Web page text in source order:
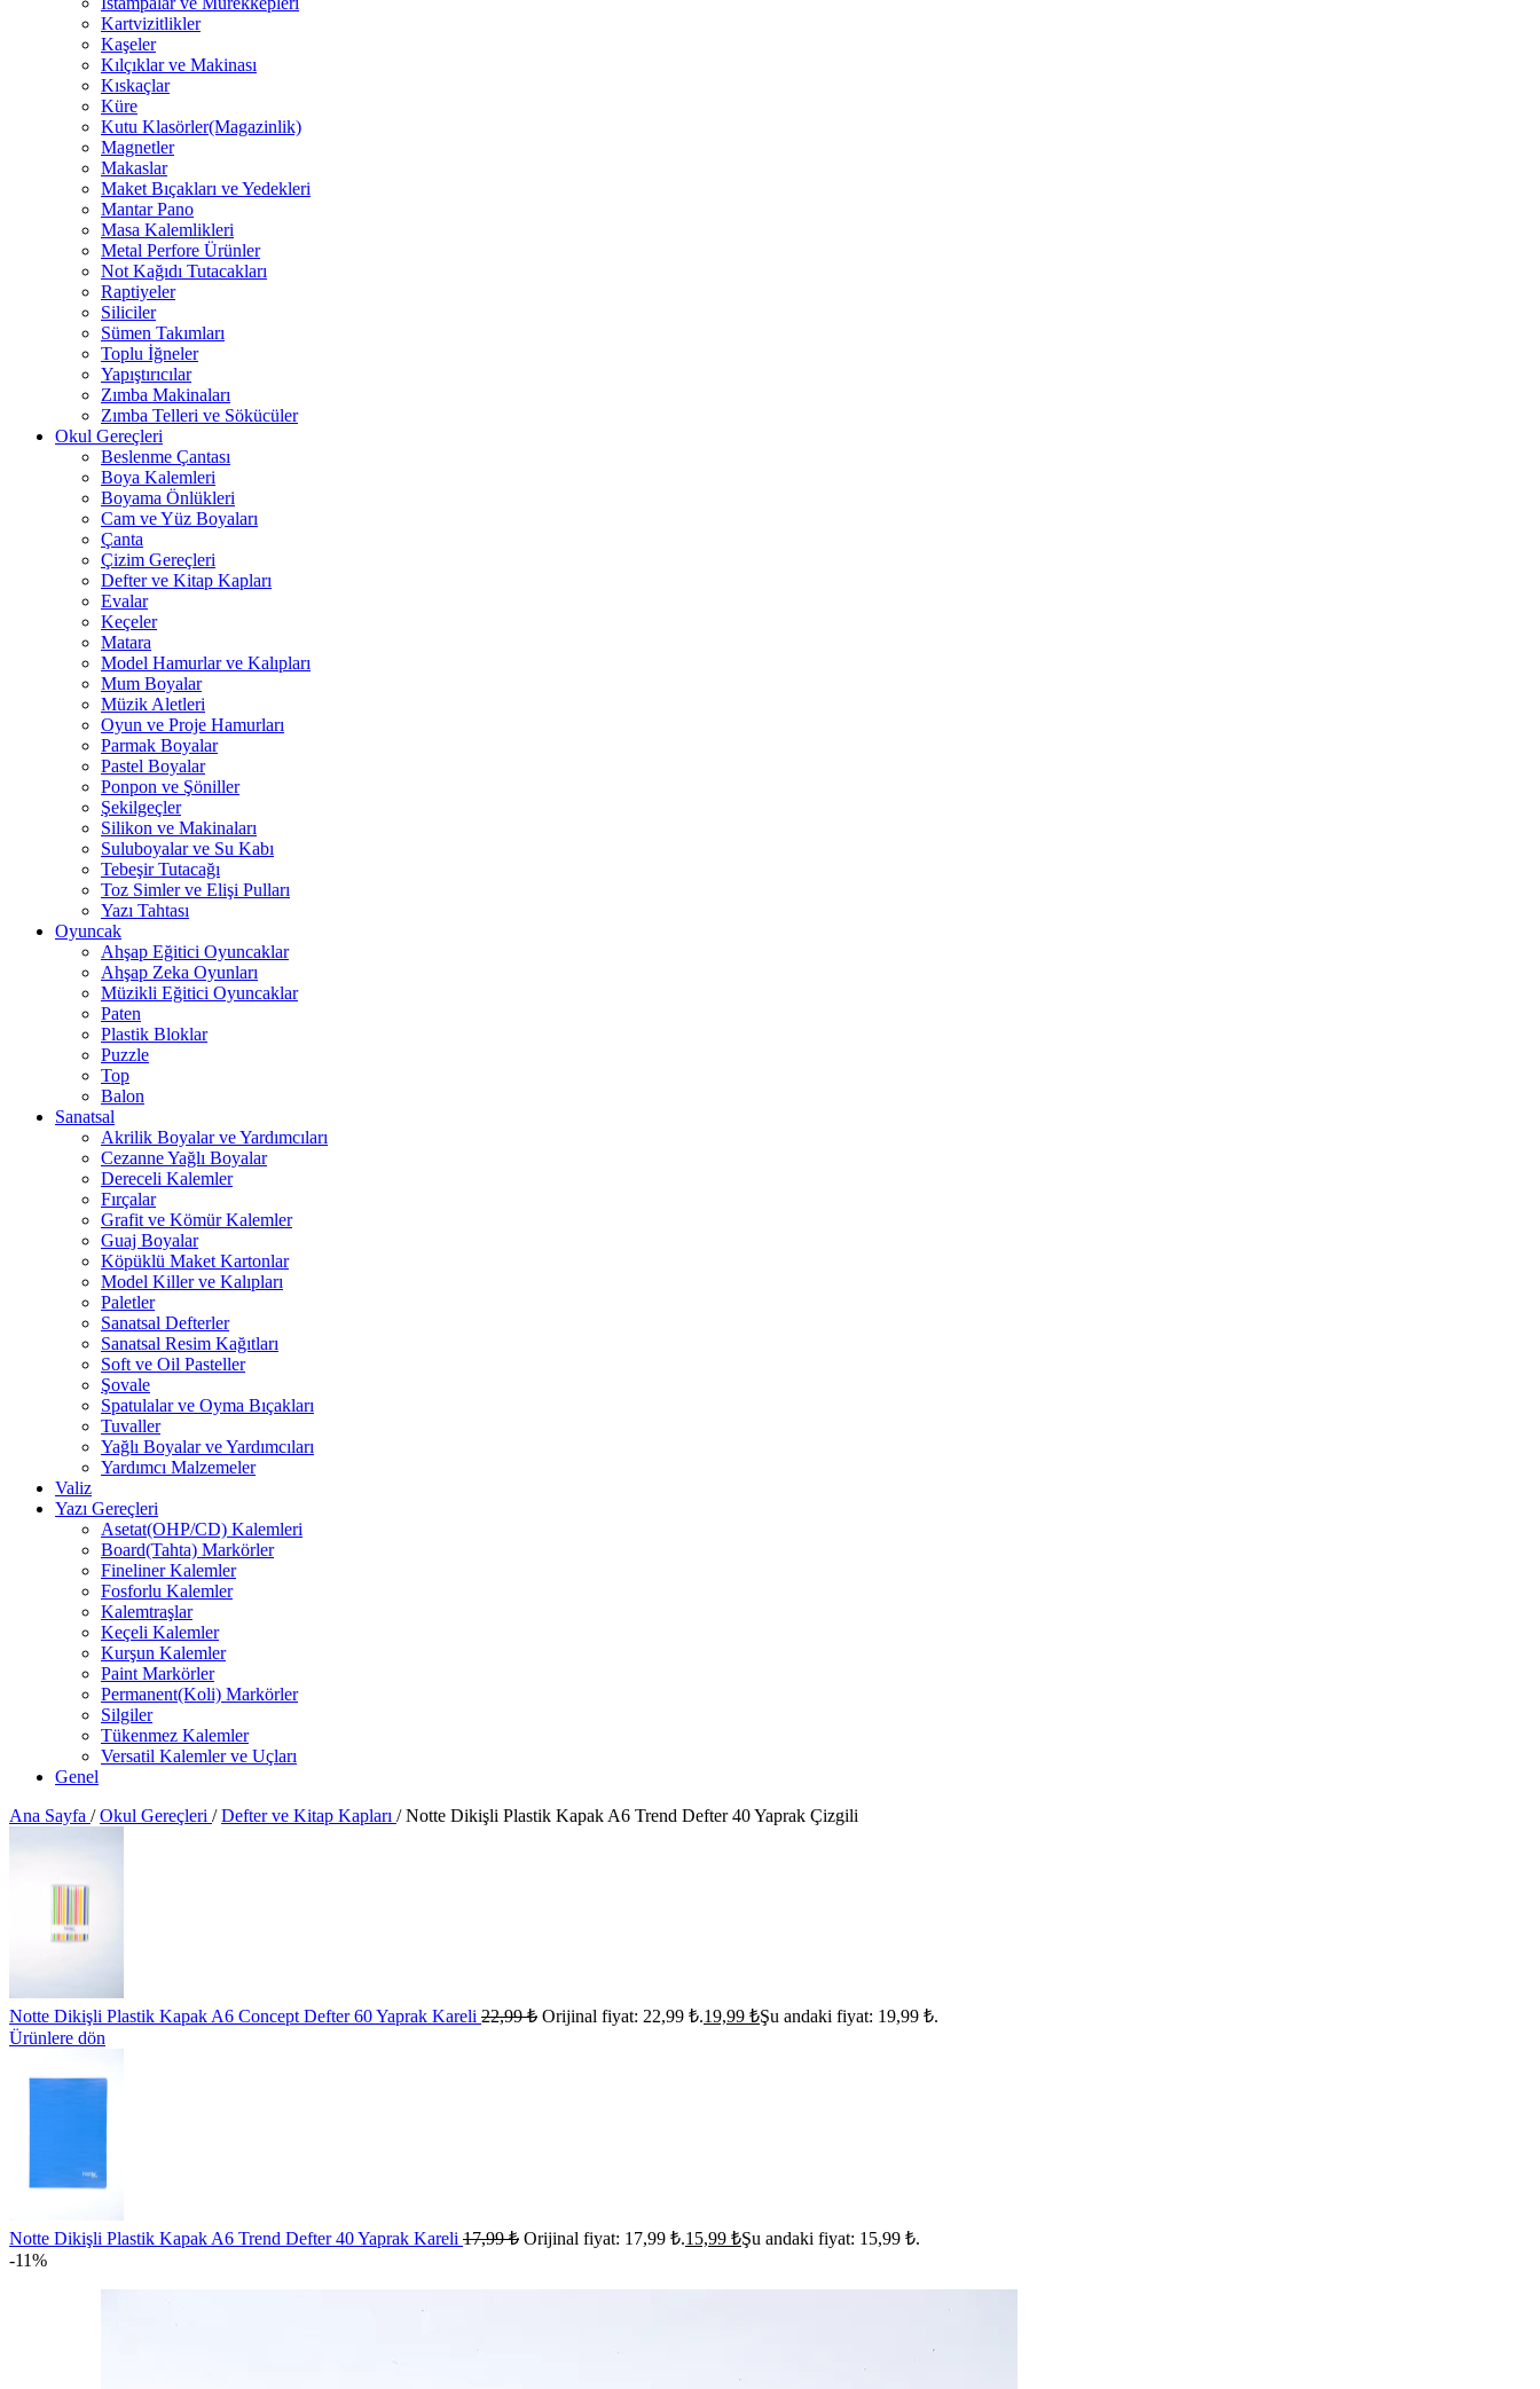
Kartvizitlikler
Kaşeler
Kılçıklar ve Makinası
Kıskaçlar
Küre
Kutu Klasörler(Magazinlik)
Magnetler
Makaslar
Maket Bıçakları ve Yedekleri
Mantar Pano
Masa Kalemlikleri
Metal Perfore Ürünler
Not Kağıdı Tutacakları
Raptiyeler
Siliciler
Sümen Takımları
Toplu İğneler
Yapıştırıcılar
Zımba Makinaları
Zımba Telleri ve Sökücüler
Okul Gereçleri
Beslenme Çantası
Boya Kalemleri
Boyama Önlükleri
Cam ve Yüz Boyaları
Çanta
Çizim Gereçleri
Defter ve Kitap Kapları
Evalar
Keçeler
Matara
Model Hamurlar ve Kalıpları
Mum Boyalar
Müzik Aletleri
Oyun ve Proje Hamurları
Parmak Boyalar
Pastel Boyalar
Ponpon ve Şöniller
Şekilgeçler
Silikon ve Makinaları
Suluboyalar ve Su Kabı
Tebeşir Tutacağı
Toz Simler ve Elişi Pulları
Yazı Tahtası
Oyuncak
Ahşap Eğitici Oyuncaklar
Ahşap Zeka Oyunları
Müzikli Eğitici Oyuncaklar
Paten
Plastik Bloklar
Puzzle
Top
Balon
Sanatsal
Akrilik Boyalar ve Yardımcıları
Cezanne Yağlı Boyalar
Dereceli Kalemler
Fırçalar
Grafit ve Kömür Kalemler
Guaj Boyalar
Köpüklü Maket Kartonlar
Model Killer ve Kalıpları
Paletler
Sanatsal Defterler
Sanatsal Resim Kağıtları
Soft ve Oil Pasteller
Şovale
Spatulalar ve Oyma Bıçakları
Tuvaller
Yağlı Boyalar ve Yardımcıları
Yardımcı Malzemeler
Valiz
Yazı Gereçleri
Asetat(OHP/CD) Kalemleri
Board(Tahta) Markörler
Fineliner Kalemler
Fosforlu Kalemler
Kalemtraşlar
Keçeli Kalemler
Kurşun Kalemler
Paint Markörler
Permanent(Koli) Markörler
Silgiler
Tükenmez Kalemler
Versatil Kalemler ve Uçları
Genel
Ana Sayfa / Okul Gereçleri / Defter ve Kitap Kapları / Notte Dikişli Plastik Kapak A6 Trend Defter 40 Yaprak Çizgili
Notte Dikişli Plastik Kapak A6 Concept Defter 60 Yaprak Kareli 22,99₺ Orijinal fiyat: 22,99 ₺.19,99 ₺Şu andaki fiyat: 19,99 ₺.
Ürünlere dön
Notte Dikişli Plastik Kapak A6 Trend Defter 40 Yaprak Kareli 17,99₺ Orijinal fiyat: 17,99 ₺.15,99 ₺Şu andaki fiyat: 15,99 ₺.
-11%